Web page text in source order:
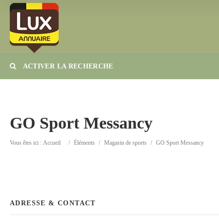
ACTIVER LA RECHERCHE
GO Sport Messancy
Vous êtes ici : Accueil / Éléments / Magasin de sports / GO Sport Messancy
ADRESSE & CONTACT